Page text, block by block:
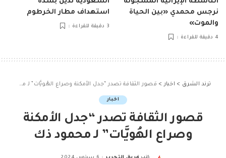
نرجس محمدي «بين الحياة
والموت»
4 دقيقة للقراءة
استهداف مطار الخرطوم
3 دقيقة للقراءة
ترند الشرق > اخبار > قصور الثقافة تصدر “جدل الأمكنة وصراع الهُويَّات” لـ محمود ذك
اخبار
قصور الثقافة تصدر “جدل الأمكنة
وصراع الهُويَّات” لـ محمود ذك